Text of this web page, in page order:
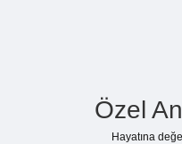
Özel
Hayatına